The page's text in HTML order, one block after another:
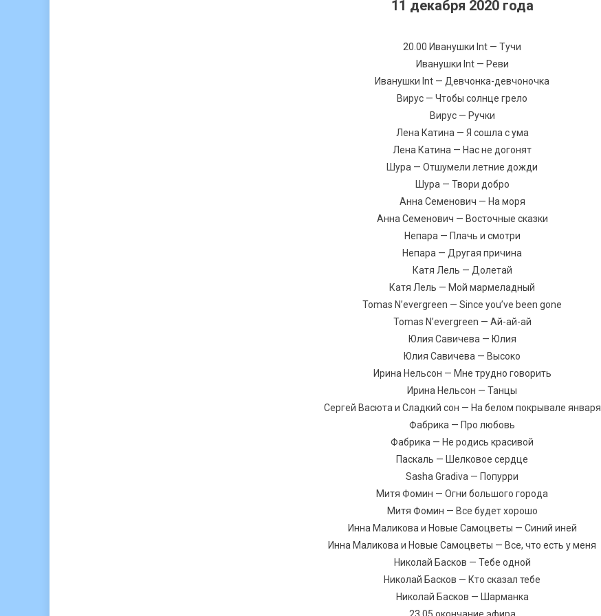
11 декабря 2020 года
20.00 Иванушки Int — Тучи
Иванушки Int — Реви
Иванушки Int — Девчонка-девчоночка
Вирус — Чтобы солнце грело
Вирус — Ручки
Лена Катина — Я сошла с ума
Лена Катина — Нас не догонят
Шура — Отшумели летние дожди
Шура — Твори добро
Анна Семенович — На моря
Анна Семенович — Восточные сказки
Непара — Плачь и смотри
Непара — Другая причина
Катя Лель — Долетай
Катя Лель — Мой мармеладный
Tomas N’evergreen — Since you’ve been gone
Tomas N’evergreen — Ай-ай-ай
Юлия Савичева — Юлия
Юлия Савичева — Высоко
Ирина Нельсон — Мне трудно говорить
Ирина Нельсон — Танцы
Сергей Васюта и Сладкий сон — На белом покрывале января
Фабрика — Про любовь
Фабрика — Не родись красивой
Паскаль — Шелковое сердце
Sasha Gradiva — Попурри
Митя Фомин — Огни большого города
Митя Фомин — Все будет хорошо
Инна Маликова и Новые Самоцветы — Синий иней
Инна Маликова и Новые Самоцветы — Все, что есть у меня
Николай Басков — Тебе одной
Николай Басков — Кто сказал тебе
Николай Басков — Шарманка